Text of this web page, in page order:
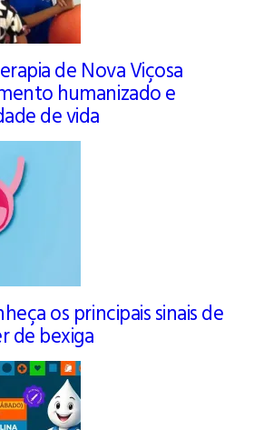
de Nova Viçosa
humanizado e
de vida
os principais sinais de
de bexiga